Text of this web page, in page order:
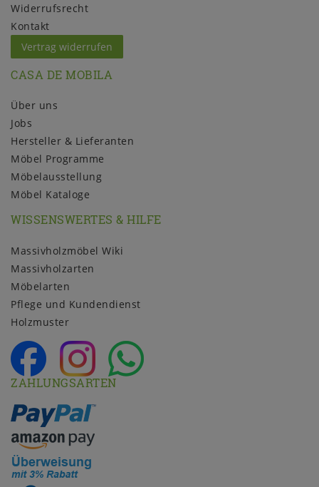
Widerrufs­recht
Kontakt
Vertrag widerrufen
CASA DE MOBILA
Über uns
Jobs
Hersteller & Lieferanten
Möbel Programme
Möbelausstellung
Möbel Kataloge
WISSENSWERTES & HILFE
Massivholzmöbel Wiki
Massivholzarten
Möbelarten
Pflege und Kundendienst
Holzmuster
ZAHLUNGSARTEN